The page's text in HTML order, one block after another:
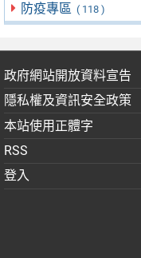
防疫專區 ( 118 )
政府網站開放資料宣告
隱私權及資訊安全政策
本站使用正體字
RSS
登入